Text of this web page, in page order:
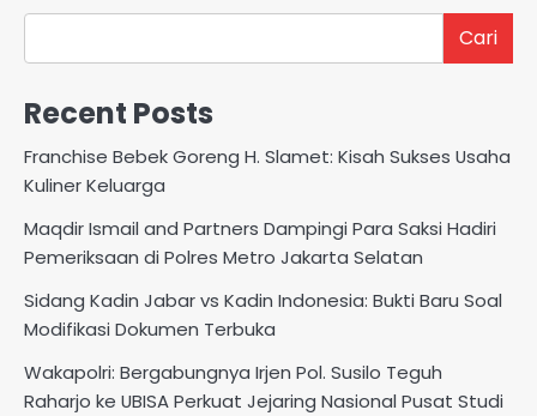
Cari
Recent Posts
Franchise Bebek Goreng H. Slamet: Kisah Sukses Usaha
Kuliner Keluarga
Maqdir Ismail and Partners Dampingi Para Saksi Hadiri
Pemeriksaan di Polres Metro Jakarta Selatan
Sidang Kadin Jabar vs Kadin Indonesia: Bukti Baru Soal
Modifikasi Dokumen Terbuka
Wakapolri: Bergabungnya Irjen Pol. Susilo Teguh
Raharjo ke UBISA Perkuat Jejaring Nasional Pusat Studi